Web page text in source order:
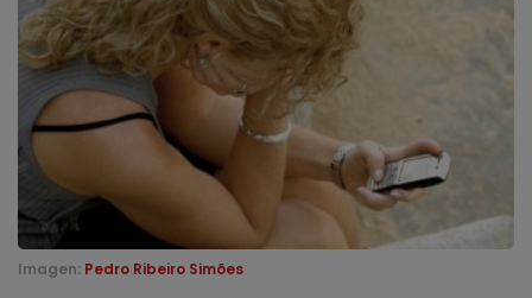
Imagen: Pedro Ribeiro Simões